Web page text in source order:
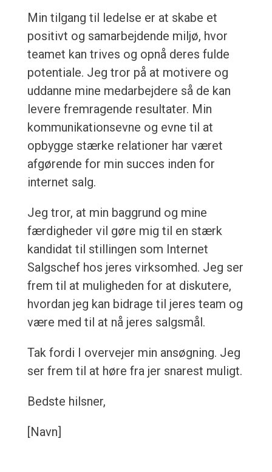
Min tilgang til ledelse er at skabe et
positivt og samarbejdende miljø, hvor
teamet kan trives og opnå deres fulde
potentiale. Jeg tror på at motivere og
uddanne mine medarbejdere så de kan
levere fremragende resultater. Min
kommunikationsevne og evne til at
opbygge stærke relationer har været
afgørende for min succes inden for
internet salg.
Jeg tror, at min baggrund og mine
færdigheder vil gøre mig til en stærk
kandidat til stillingen som Internet
Salgschef hos jeres virksomhed. Jeg ser
frem til at muligheden for at diskutere,
hvordan jeg kan bidrage til jeres team og
være med til at nå jeres salgsmål.
Tak fordi I overvejer min ansøgning. Jeg
ser frem til at høre fra jer snarest muligt.
Bedste hilsner,
[Navn]